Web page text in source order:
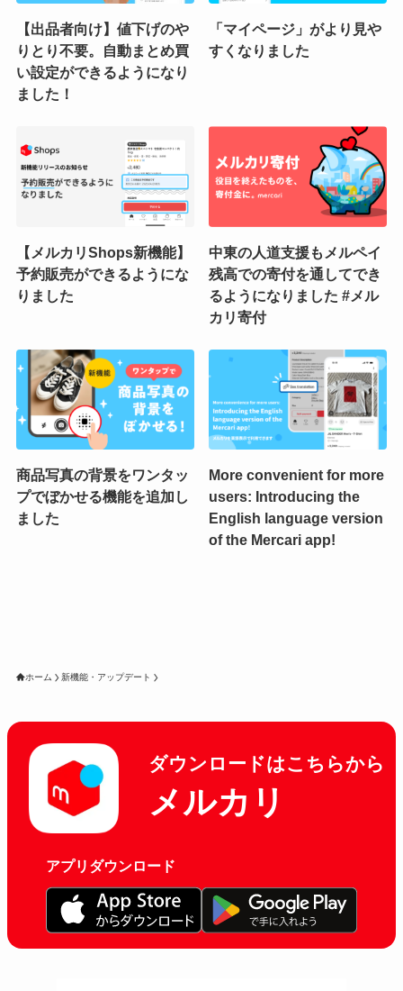
【出品者向け】値下げのや
りとり不要。自動まとめ買
い設定ができるようになり
ました！
「マイページ」がより見や
すくなりました
【メルカリShops新機能】
予約販売ができるようにな
りました
中東の人道支援もメルペイ
残高での寄付を通してでき
るようになりました #メル
カリ寄付
商品写真の背景をワンタッ
プでぼかせる機能を追加し
ました
More convenient for more
users: Introducing the
English language version
of the Mercari app!
ホーム 新機能・アップデート
ダウンロードはこちらから
メルカリ
アプリダウンロード